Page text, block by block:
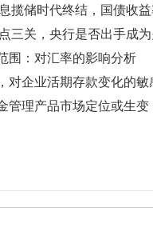
揽储时代终结，国债收
三关，央行是否出手成
围：对汇率的影响分析
对企业活期存款变化的敏
管理产品市场定位或生变